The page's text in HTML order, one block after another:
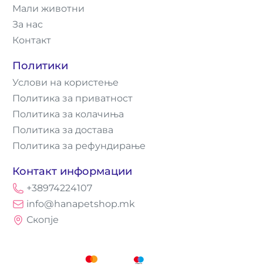
Мали животни
За нас
Контакт
Политики
Услови на користење
Политика за приватност
Политика за колачиња
Политика за достава
Политика за рефундирање
Контакт информации
+38974224107
info@hanapetshop.mk
Скопје